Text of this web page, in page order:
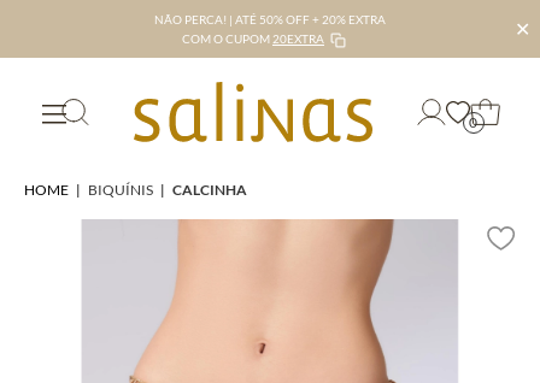
NÃO PERCA! | ATÉ 50% OFF + 20% EXTRA
COM O CUPOM 20EXTRA ✕
0
HOME | BIQUÍNIS | CALCINHA